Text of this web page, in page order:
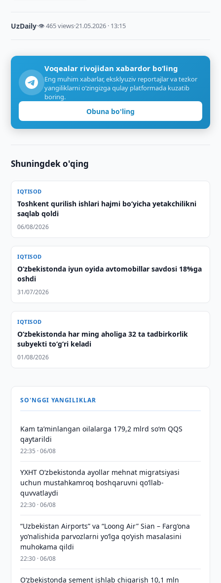
UzDaily·👁 465 views·21.05.2026 · 13:15
Voqealar rivojidan xabardor bo‘ling
Eng muhim xabarlar, eksklyuziv reportajlar va tezkor
yangiliklarni o‘zingizga qulay platformada kuzatib
boring.
Obuna bo'ling
Shuningdek o'qing
IQTISOD
Toshkent qurilish ishlari hajmi bo‘yicha yetakchilikni
saqlab qoldi
06/08/2026
IQTISOD
O‘zbekistonda iyun oyida avtomobillar savdosi 18%ga
oshdi
31/07/2026
IQTISOD
O‘zbekistonda har ming aholiga 32 ta tadbirkorlik
subyekti to‘g‘ri keladi
01/08/2026
SO'NGGI YANGILIKLAR
Kam taʼminlangan oilalarga 179,2 mlrd so‘m QQS
qaytarildi
22:35 · 06/08
YXHT O‘zbekistonda ayollar mehnat migratsiyasi
uchun mustahkamroq boshqaruvni qo‘llab-
quvvatlaydi
22:30 · 06/08
“Uzbekistan Airports” va “Loong Air” Sian – Farg‘ona
yo‘nalishida parvozlarni yo‘lga qo‘yish masalasini
muhokama qildi
22:30 · 06/08
O‘zbekistonda sement ishlab chiqarish 10,1 mln